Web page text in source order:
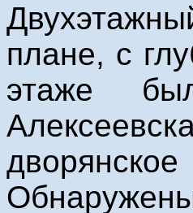
плане, с
этаже